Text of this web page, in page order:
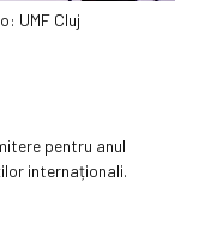
UMF Cluj
pentru anul
internaționali.